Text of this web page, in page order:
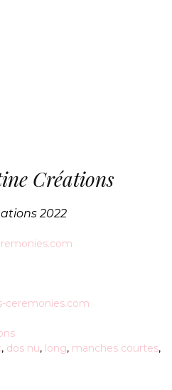
Créations
2022
ceremonies.com
, dos nu, long, manches courtes,